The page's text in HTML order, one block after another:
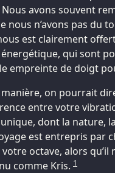
avons souvent
nous n’avons pas du
est clairement
qui sont
empreinte de doigt
manière, on pourrait
entre votre
dont la nature,
est entrepris par
octave, alors
comme Kris. 1